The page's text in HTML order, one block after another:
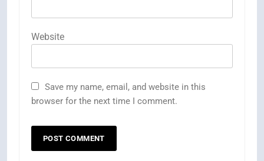
Website
Save my name, email, and website in this
browser for the next time I comment.